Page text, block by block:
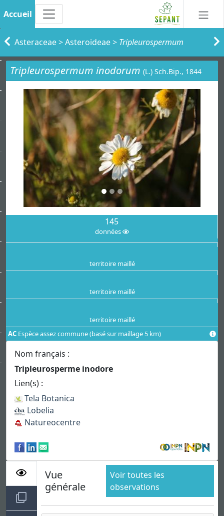
Accueil
Asteraceae>Asteroideae> Tripleurospermum
Tripleurospermum inodorum (L.) Sch.Bip., 1844
145
données
territoire maillé
territoire maillé
territoire maillé
AC Espèce assez commune (basé sur maillage 5 km)
Nom français :
Tripleurosperme inodore
Lien(s) :
Tela Botanica
Lobelia
Natureocentre
Vue
générale
Voir toutes les
observations